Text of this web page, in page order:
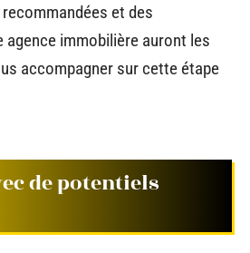
et des
agence immobilière auront les
accompagner sur cette étape
de potentiels